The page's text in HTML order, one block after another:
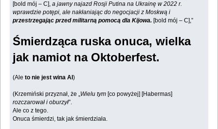
[bold mój – C],a jawny najazd Rosji Putina na Ukrainę w 2022 r.
wprawdzie potępi, ale nakłaniając do negocjacji z Moskwą i
przestrzegając przed militarną pomocą dla Kijowa. [bold mój – C],”
Śmierdząca ruska onuca, wielka
jak namiot na Oktoberfest.
(Ale to nie jest wina AI)
(Krzemiński przyznał, że „Wielu tym [co powyżej] [Habermas]
rozczarował i oburzył”.
Ale co z tego.
Onuca śmierdzi, tak jak śmierdziała.